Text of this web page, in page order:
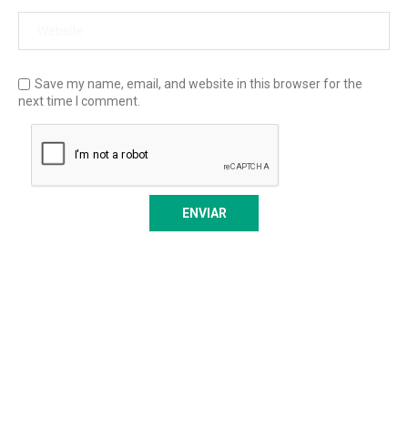
Save my name, email, and website in this browser for the
next time I comment.